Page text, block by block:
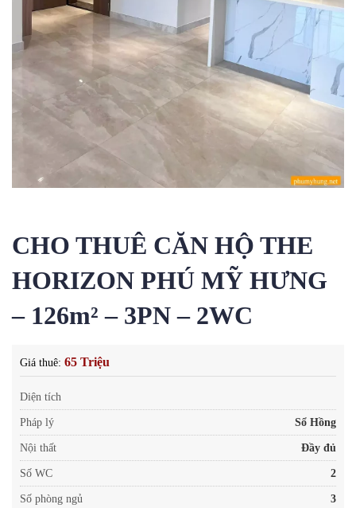
CHO THUÊ CĂN HỘ THE
HORIZON PHÚ MỸ HƯNG
– 126m² – 3PN – 2WC
Giá thuê: 65 Triệu
Diện tích
Pháp lý Sổ Hồng
Nội thất Đầy đủ
Số WC 2
Số phòng ngủ 3